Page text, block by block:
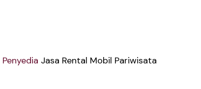
Penyedia Jasa Rental Mobil Pariwisata